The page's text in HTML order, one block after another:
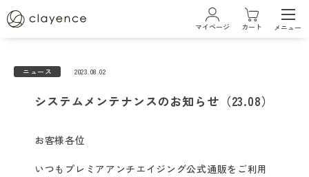
マイページ カート メニュー
ニュース 2023.08.02
システムメンテナンスのお知らせ（23.08）
お客様各位
いつもプレミアアンチエイジング公式通販をご利用